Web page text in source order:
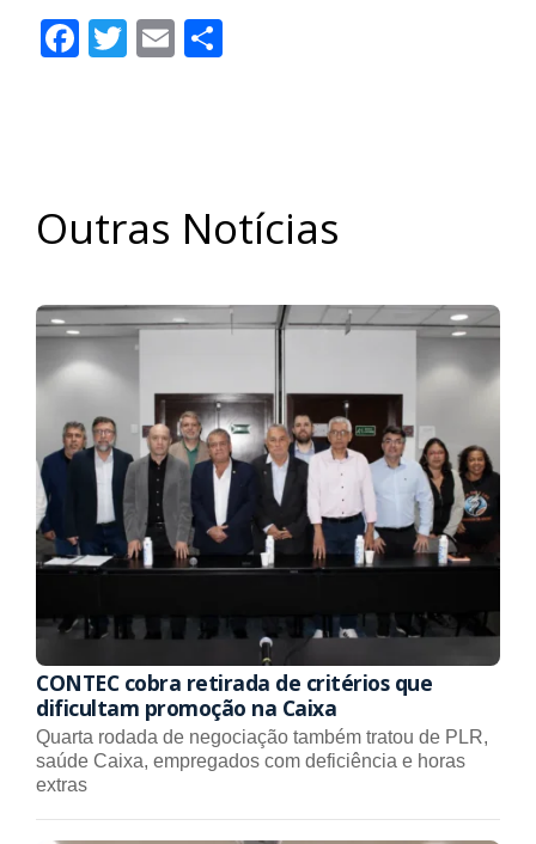
Facebook
Twitter
Email
Outras Notícias
CONTEC cobra retirada de critérios que
dificultam promoção na Caixa
Quarta rodada de negociação também tratou de PLR,
saúde Caixa, empregados com deficiência e horas
extras